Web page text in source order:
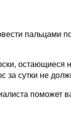
пальцами
остающиеся
сутки не
поможет